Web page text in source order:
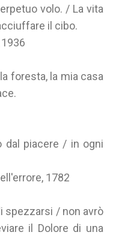
volo. / La vita
il cibo.
1936
foresta, la mia casa
dal piacere / in ogni
1782
spezzarsi / non avrò
il Dolore di una